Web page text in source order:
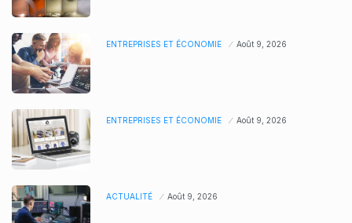
ENTREPRISES ET ÉCONOMIE Août 9, 2026
ENTREPRISES ET ÉCONOMIE Août 9, 2026
ACTUALITÉ Août 9, 2026